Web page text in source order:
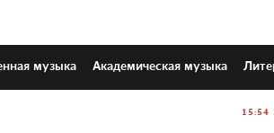
музыка Академическая музыка
15:54